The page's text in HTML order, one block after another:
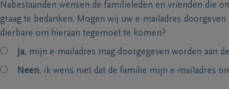
Nabestaanden wensen de familieleden en vrienden die
graag te bedanken. Mogen wij uw e-mailadres
dierbare om hieraan tegemoet te komen?
Ja, mijn e-mailadres mag doorgegeven worden aan
Neen, ik wens niet dat de familie mijn e-mailadres